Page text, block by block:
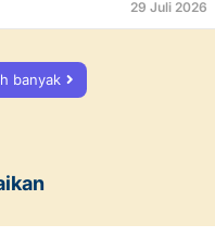
29 Juli 2026
banyak